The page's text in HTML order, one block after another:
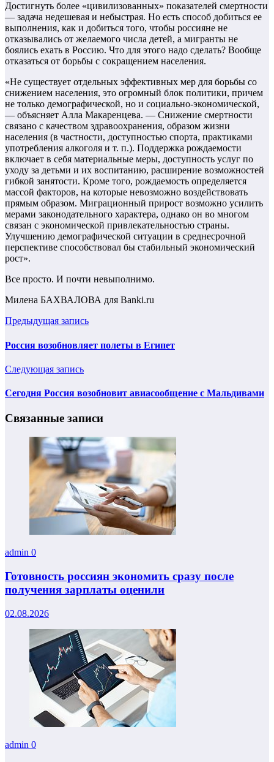
Достигнуть более «цивилизованных» показателей смертности
— задача недешевая и небыстрая. Но есть способ добиться ее
выполнения, как и добиться того, чтобы россияне не
отказывались от желаемого числа детей, а мигранты не
боялись ехать в Россию. Что для этого надо сделать? Вообще
отказаться от борьбы с сокращением населения.
«Не существует отдельных эффективных мер для борьбы со
снижением населения, это огромный блок политики, причем
не только демографической, но и социально-экономической,
— объясняет Алла Макаренцева. — Снижение смертности
связано с качеством здравоохранения, образом жизни
населения (в частности, доступностью спорта, практиками
употребления алкоголя и т. п.). Поддержка рождаемости
включает в себя материальные меры, доступность услуг по
уходу за детьми и их воспитанию, расширение возможностей
гибкой занятости. Кроме того, рождаемость определяется
массой факторов, на которые невозможно воздействовать
прямым образом. Миграционный прирост возможно усилить
мерами законодательного характера, однако он во многом
связан с экономической привлекательностью страны.
Улучшению демографической ситуации в среднесрочной
перспективе способствовал бы стабильный экономический
рост».
Все просто. И почти невыполнимо.
Милена БАХВАЛОВА для Banki.ru
Предыдущая запись
Россия возобновляет полеты в Египет
Следующая запись
Сегодня Россия возобновит авиасообщение с Мальдивами
Связанные записи
admin 0
Готовность россиян экономить сразу после
получения зарплаты оценили
02.08.2026
admin 0